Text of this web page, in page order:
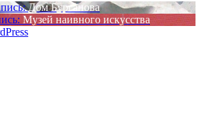
Дом Бурганова
Музей наивного искусства